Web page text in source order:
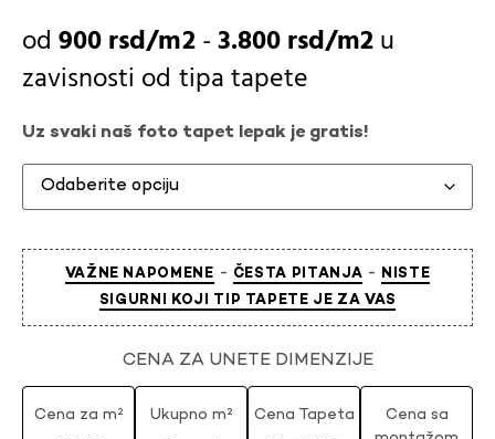
900rsd -3.800rsd
u
zavisnosti od tipa tapete
Uz svaki naš foto tapet lepak je gratis!
VAŽNE NAPOMENE - ČESTA PITANJA - NISTE
SIGURNI KOJI TIP TAPETE JE ZA VAS
CENA ZA UNETE DIMENZIJE
Cena za m² Ukupno m² Cena Tapeta
Cena sa